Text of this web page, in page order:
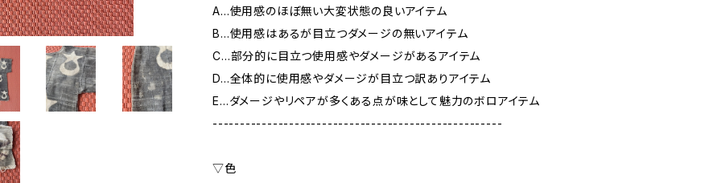
A…使用感のほぼ無い大変状態の良いアイテム
B…使用感はあるが目立つダメージの無いアイテム
C…部分的に目立つ使用感やダメージがあるアイテム
D…全体的に使用感やダメージが目立つ訳ありアイテム
E…ダメージやリペアが多くある点が味として魅力のボロアイテム
-----------------------------------------------------
▽色